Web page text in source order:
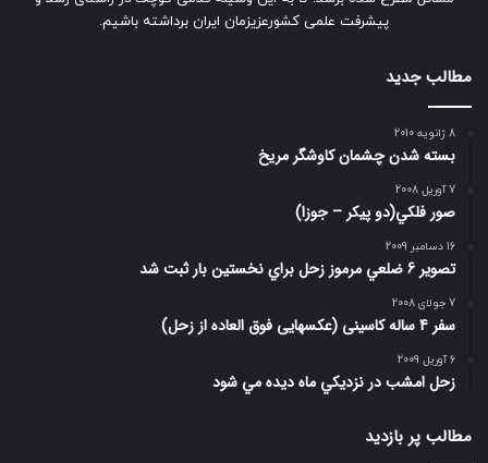
پیشرفت علمی کشورعزیزمان ایران برداشته باشیم.
مطالب جدید
8 ژانویه 2010
بسته شدن چشمان کاوشگر مريخ
7 آوریل 2008
صور فلكي(دو پیکر – جوزا)
16 دسامبر 2009
تصوير 6 ضلعي مرموز زحل براي نخستين بار ثبت شد
7 جولای 2008
سفر 4 ساله کاسینی (عکسهایی فوق العاده از زحل)
6 آوریل 2009
زحل امشب در نزديكي ماه ديده مي شود
مطالب پر بازدید